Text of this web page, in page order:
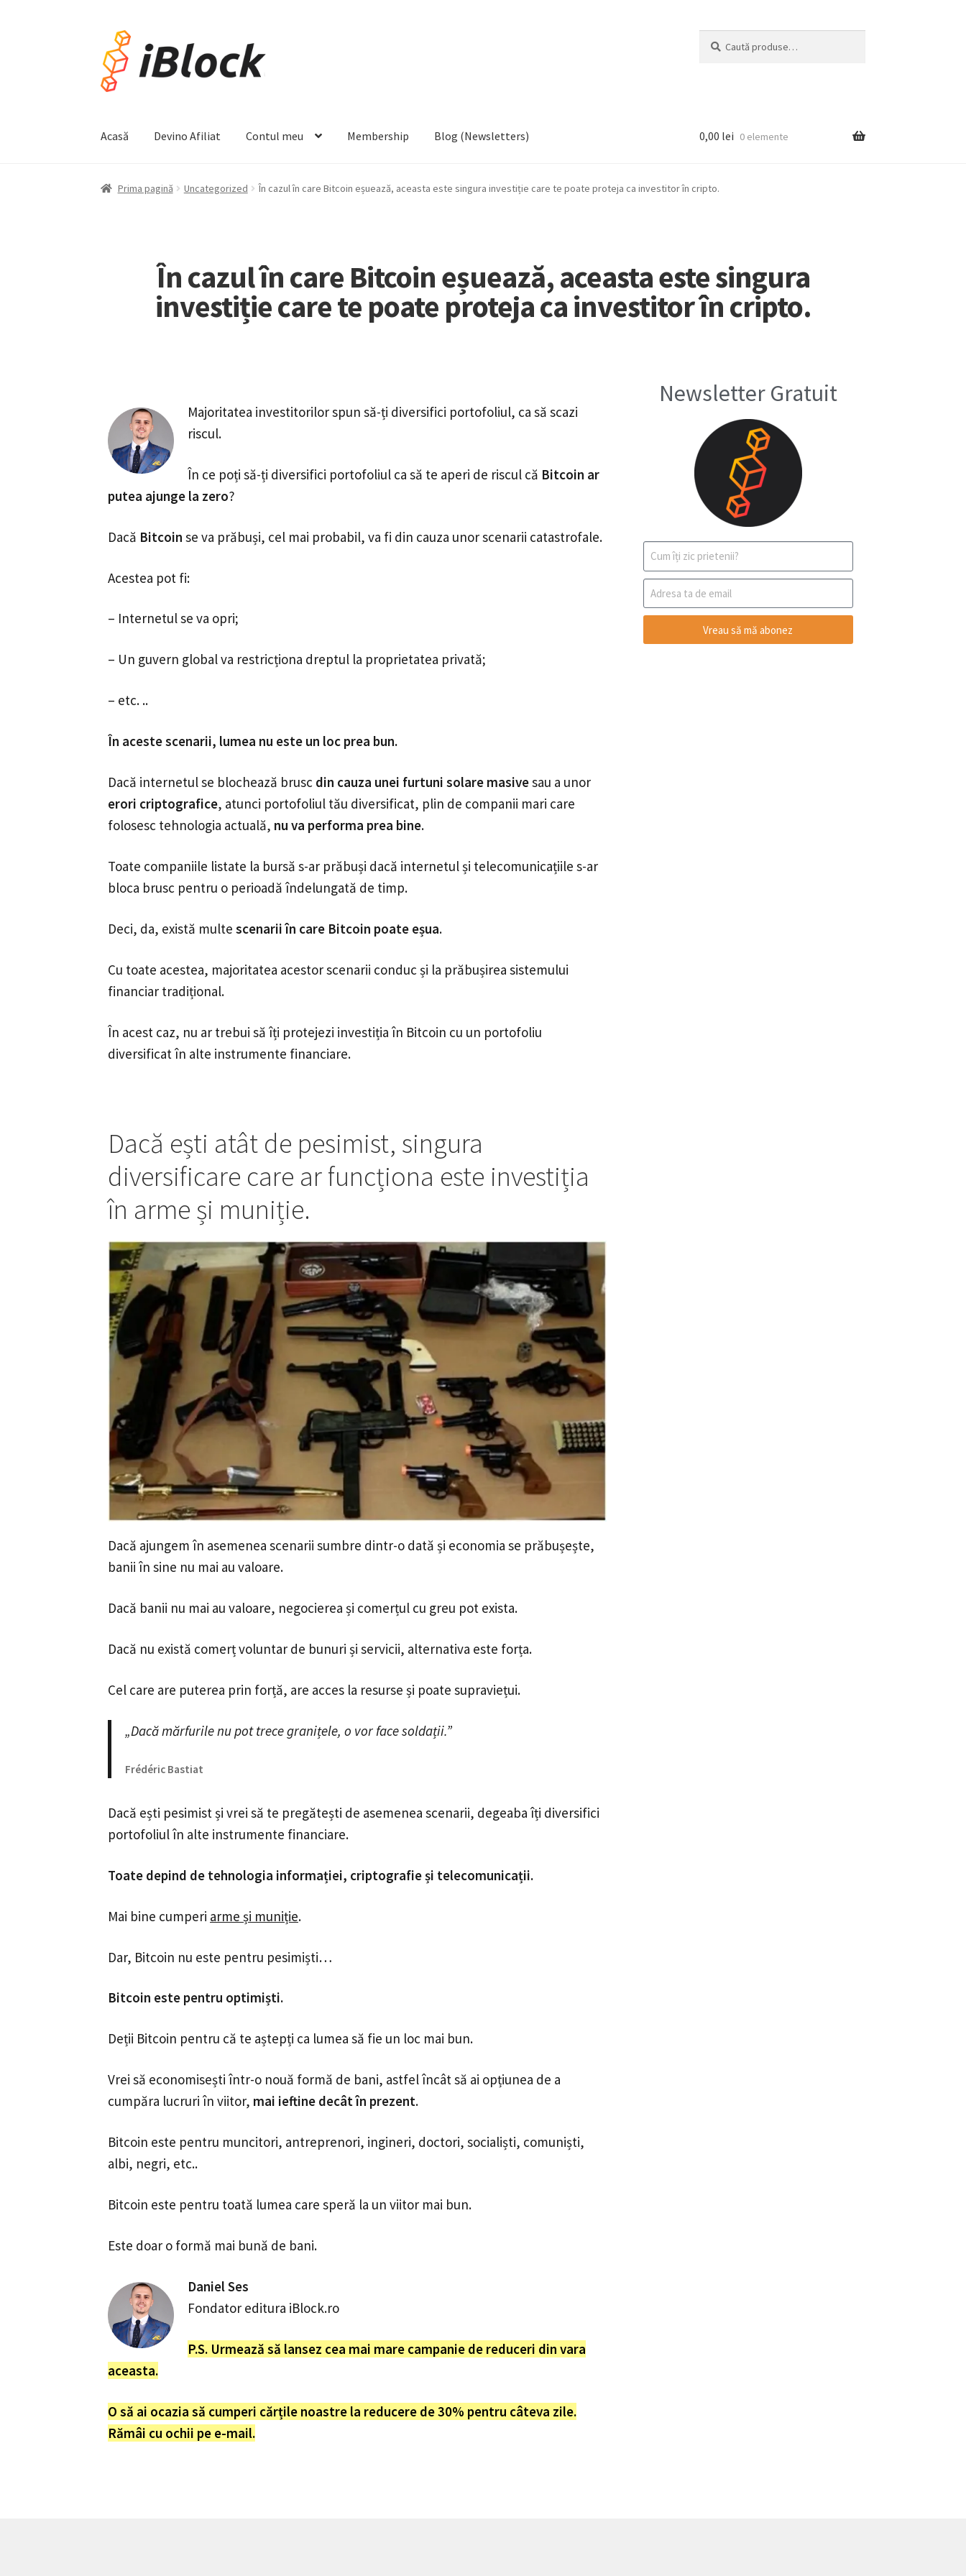
Acasă Devino Afiliat Contul meu Membership Blog (Newsletters) 0,00 lei 0 elemente
Prima pagină Uncategorized În cazul în care Bitcoin eșuează, aceasta este singura investiție care te poate proteja ca investitor în cripto.
În cazul în care Bitcoin eșuează, aceasta este singura
investiție care te poate proteja ca investitor în cripto.
Majoritatea investitorilor spun să-ți diversifici portofoliul, ca să scazi
riscul.
În ce poți să-ți diversifici portofoliul ca să te aperi de riscul că Bitcoin ar
putea ajunge la zero?
Dacă Bitcoin se va prăbuși, cel mai probabil, va fi din cauza unor scenarii catastrofale.
Acestea pot fi:
– Internetul se va opri;
– Un guvern global va restricționa dreptul la proprietatea privată;
– etc. ..
În aceste scenarii, lumea nu este un loc prea bun.
Dacă internetul se blochează brusc din cauza unei furtuni solare masivesau a unor
erori criptografice, atunci portofoliul tău diversificat, plin de companii mari care
folosesc tehnologia actuală, nu va performa prea bine.
Toate companiile listate la bursă s-ar prăbuși dacă internetul și telecomunicațiile s-ar
bloca brusc pentru o perioadă îndelungată de timp.
Deci, da, există multescenarii în care Bitcoin poate eșua.
Cu toate acestea, majoritatea acestor scenarii conduc și la prăbușirea sistemului
financiar tradițional.
În acest caz, nu ar trebui să îți protejezi investiția în Bitcoin cu un portofoliu
diversificat în alte instrumente financiare.
Dacă ești atât de pesimist, singura
diversificare care ar funcționa este investiția
în arme și muniție.
Dacă ajungem în asemenea scenarii sumbre dintr-o dată și economia se prăbușește,
banii în sine nu mai au valoare.
Dacă banii nu mai au valoare, negocierea și comerțul cu greu pot exista.
Dacă nu există comerț voluntar de bunuri și servicii, alternativa este forța.
Cel care are puterea prin forță, are acces la resurse și poate supraviețui.
„Dacă mărfurile nu pot trece granițele, o vor face soldații.”
Frédéric Bastiat
Dacă ești pesimist și vrei să te pregătești de asemenea scenarii, degeaba îți diversifici
portofoliul în alte instrumente financiare.
Toate depind de tehnologia informației, criptografie și telecomunicații.
Mai bine cumperi arme și muniție.
Dar, Bitcoin nu este pentru pesimiști…
Bitcoin este pentru optimiști.
Deții Bitcoin pentru că te aștepți ca lumea să fie un loc mai bun.
Vrei să economisești într-o nouă formă de bani, astfel încât să ai opțiunea de a
cumpăra lucruri în viitor, mai ieftine decât în prezent.
Bitcoin este pentru muncitori, antreprenori, ingineri, doctori, socialiști, comuniști,
albi, negri, etc..
Bitcoin este pentru toată lumea care speră la un viitor mai bun.
Este doar o formă mai bună de bani.
Daniel Ses
Fondator editura iBlock.ro
P.S. Urmează să lansez cea mai mare campanie de reduceri din vara
aceasta.
O să ai ocazia să cumperi cărțile noastre la reducere de 30% pentru câteva zile.
Rămâi cu ochii pe e-mail.
Newsletter Gratuit
Vreau să mă abonez